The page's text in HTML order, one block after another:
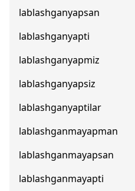
lablashganyapsan
lablashganyapti
lablashganyapmiz
lablashganyapsiz
lablashganyaptilar
lablashganmayapman
lablashganmayapsan
lablashganmayapti